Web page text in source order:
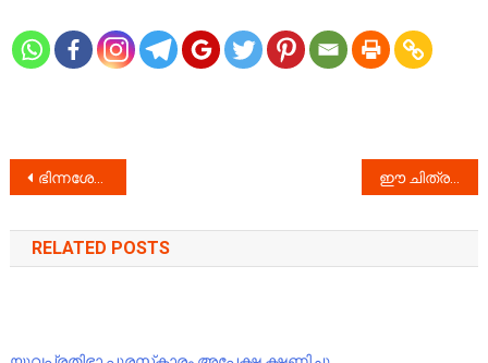
Post
navigation
ഭിന്നശേഷി വിദ്യാർത്ഥികളുടെ കലോത്സവം ‘സമ്മോഹനം 2023 ‘ നടന്നു. ഈ ചിത്രങ്ങൾ കണ്ടെങ്കിലും ആരുടെയെങ്കിലും കണ്ണ് തുറക്കുമോ ?
RELATED POSTS